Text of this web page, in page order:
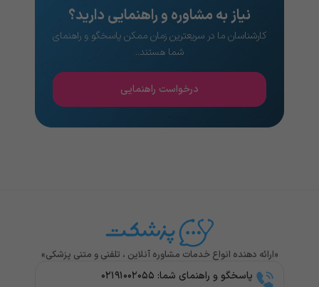
نیاز به مشاوره و راهنمایی دارید؟
کارشناسان ما در سریعترین زمان ممکن پاسخگو و راهنمای
شما هستند..
درخواست راهنمایی
«ارائه دهنده انواع خدمات مشاوره آنلاین ، تلفنی و متنی پزشکی»
پاسخگو و راهنمای شما: ۰۲۱۹۱۰۰۲۰۵۵